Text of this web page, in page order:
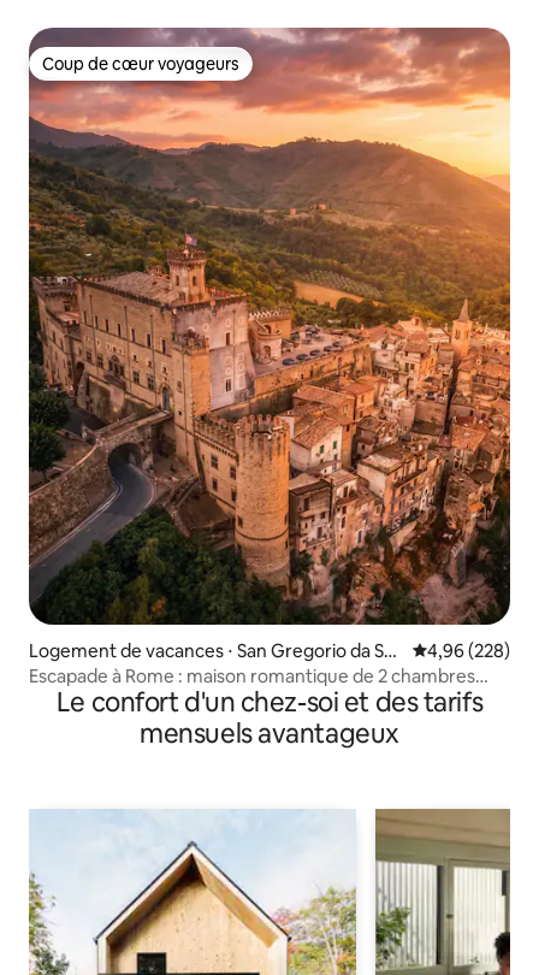
Coup de cœur voyageurs
Coup de cœur voyageurs
Logement de vacances ⋅ San Gregorio da Sas
sola
Évaluation
4,96 (228)
Escapade à Rome : maison romantique de 2 chambres
dans les murs du château
Le confort d'un chez-soi et des tarifs
mensuels avantageux